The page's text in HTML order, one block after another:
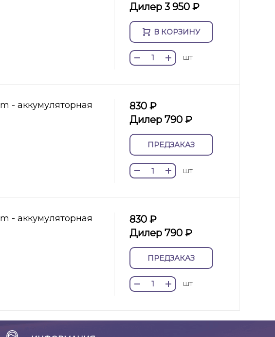
Дилер 3 950 ₽
В КОРЗИНУ
шт
- аккумуляторная
830 ₽
Дилер 790 ₽
ПРЕДЗАКАЗ
шт
- аккумуляторная
830 ₽
Дилер 790 ₽
ПРЕДЗАКАЗ
шт